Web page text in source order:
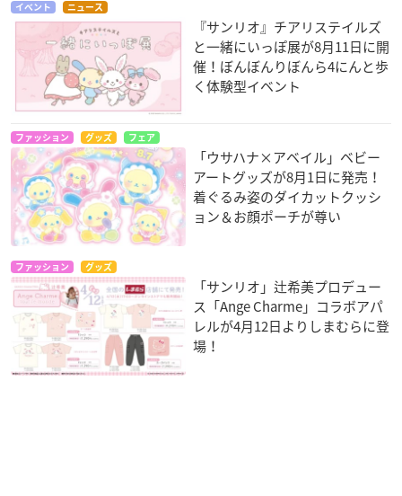
イベント ニュース
『サンリオ』チアリステイルズ
と一緒にいっぽ展が8月11日に開
催！ぼんぼんりぼんら4にんと歩
く体験型イベント
ファッション グッズ フェア
「ウサハナ×アベイル」ベビー
アートグッズが8月1日に発売！
着ぐるみ姿のダイカットクッシ
ョン＆お顔ポーチが尊い
ファッション グッズ
「サンリオ」辻希美プロデュー
ス「Ange Charme」コラボアパ
レルが4月12日よりしまむらに登
場！